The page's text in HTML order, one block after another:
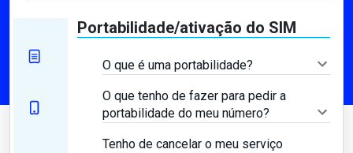
Portabilidade/ativação do SIM
O que é uma portabilidade?
O que tenho de fazer para pedir a
portabilidade do meu número?
Tenho de cancelar o meu serviço